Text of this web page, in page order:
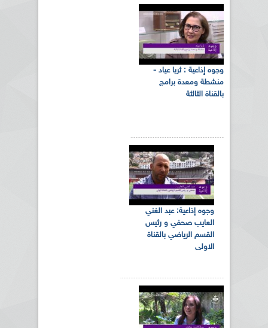
وجوه إذاعية : ثريا عياد -
منشطة ومعدة برامج
بالقناة الثالثة
وجوه إذاعية: عبد الغني
العايب صحفي و رئيس
القسم الرياضي بالقناة
الاولى